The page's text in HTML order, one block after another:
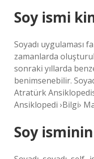
Soy ismi
Soyadı uygulaması
zamanlarda
sonraki yıllarda
benimsenebilir.
Atratürk
Ansiklopedi ›Bilgi›
Soy